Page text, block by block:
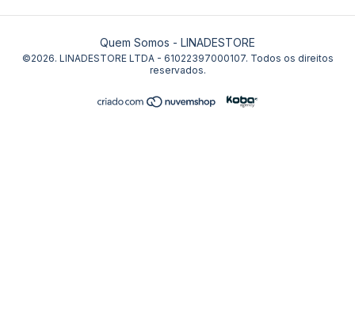
Quem Somos - LINADESTORE
©2026. LINADESTORE LTDA - 61022397000107. Todos os direitos
reservados.